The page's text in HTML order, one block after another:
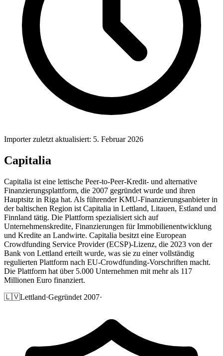
Importer zuletzt aktualisiert: 5. Februar 2026
Capitalia
Capitalia ist eine lettische Peer-to-Peer-Kredit- und alternative
Finanzierungsplattform, die 2007 gegründet wurde und ihren
Hauptsitz in Riga hat. Als führender KMU-Finanzierungsanbieter in
der baltischen Region ist Capitalia in Lettland, Litauen, Estland und
Finnland tätig. Die Plattform spezialisiert sich auf
Unternehmenskredite, Finanzierungen für Immobilienentwicklung
und Kredite an Landwirte. Capitalia besitzt eine European
Crowdfunding Service Provider (ECSP)-Lizenz, die 2023 von der
Bank von Lettland erteilt wurde, was sie zu einer vollständig
regulierten Plattform nach EU-Crowdfunding-Vorschriften macht.
Die Plattform hat über 5.000 Unternehmen mit mehr als 117
Millionen Euro finanziert.
🇱🇻Lettland·Gegründet 2007·